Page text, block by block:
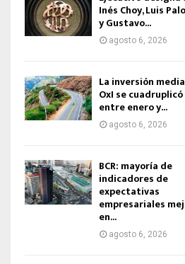
Inés Choy, Luis
y Gustavo...
agosto 6, 2026
La inversión
OxI se cuadruplicó
entre enero y...
agosto 6, 2026
BCR: mayoría de
indicadores de
expectativas
empresariales
en...
agosto 6, 2026